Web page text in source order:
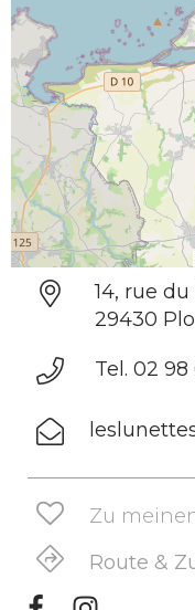
14, rue
29430
Tel. 02 98
Zu
Route &